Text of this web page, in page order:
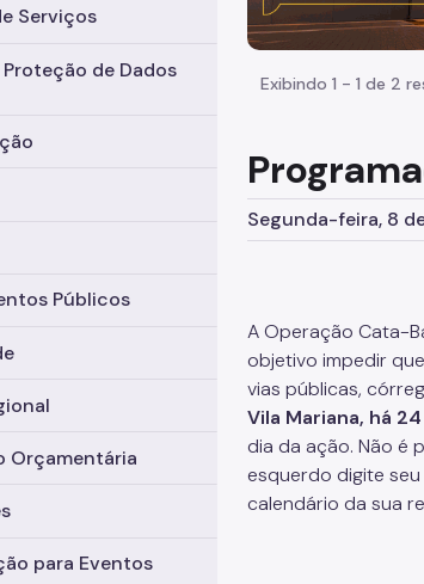
Serviços
de Dados
Públicos
Orçamentária
para Eventos
Exibindo 1 - 1 de 2
Segunda-feira, 8
A Operação Cata-
objetivo impedir
vias públicas,
Vila Mariana, há
dia da ação. Não é
esquerdo digite
calendário da sua